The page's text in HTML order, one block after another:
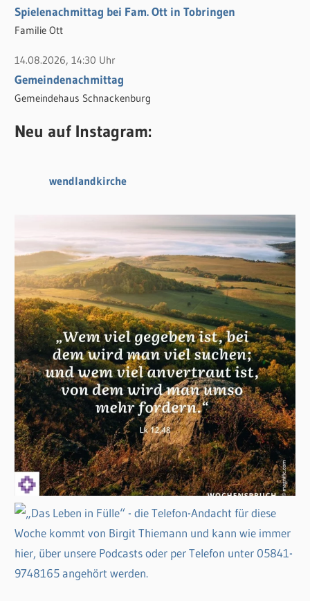
Spielenachmittag bei Fam. Ott in Tobringen
Familie Ott
14.08.2026, 14:30 Uhr
Gemeindenachmittag
Gemeindehaus Schnackenburg
Neu auf Instagram:
wendlandkirche